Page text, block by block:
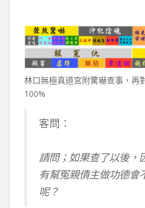
林口無極真道宮附驚嚇查事，再
100%
客問：
請問；如果查了以後，
有幫冤親債主做功德會
呢？